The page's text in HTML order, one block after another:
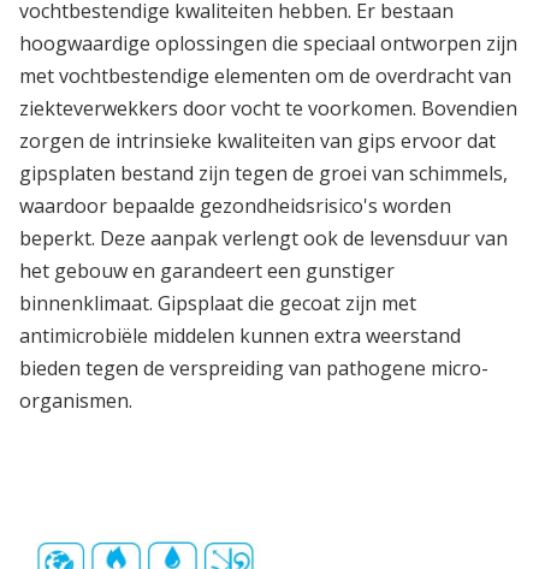
vochtbestendige kwaliteiten hebben. Er bestaan
hoogwaardige oplossingen die speciaal ontworpen zijn
met vochtbestendige elementen om de overdracht van
ziekteverwekkers door vocht te voorkomen. Bovendien
zorgen de intrinsieke kwaliteiten van gips ervoor dat
gipsplaten bestand zijn tegen de groei van schimmels,
waardoor bepaalde gezondheidsrisico's worden
beperkt. Deze aanpak verlengt ook de levensduur van
het gebouw en garandeert een gunstiger
binnenklimaat. Gipsplaat die gecoat zijn met
antimicrobiële middelen kunnen extra weerstand
bieden tegen de verspreiding van pathogene micro-
organismen.